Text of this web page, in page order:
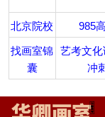
北京院校 985
找画室锦
囊
艺考文
冲